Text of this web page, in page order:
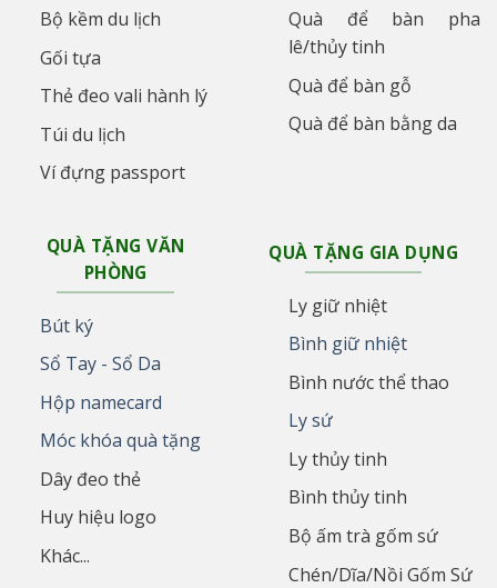
Bộ kềm du lịch
Gối tựa
Thẻ đeo vali hành lý
Túi du lịch
Ví đựng passport
Quà để bàn pha
lê/thủy tinh
Quà để bàn gỗ
Quà để bàn bằng da
QUÀ TẶNG VĂN
PHÒNG
Bút ký
Sổ Tay - Sổ Da
Hộp namecard
Móc khóa quà tặng
Dây đeo thẻ
Huy hiệu logo
Khác...
QUÀ TẶNG GIA DỤNG
Ly giữ nhiệt
Bình giữ nhiệt
Bình nước thể thao
Ly sứ
Ly thủy tinh
Bình thủy tinh
Bộ ấm trà gốm sứ
Chén/Dĩa/Nồi Gốm Sứ